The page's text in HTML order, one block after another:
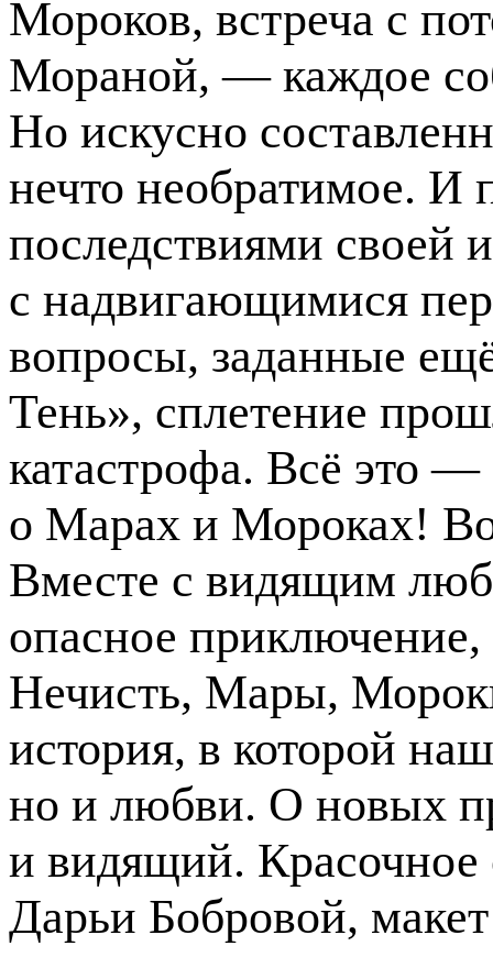
Мороков, встреча с
Мораной, — каждое
Но искусно
нечто необратимое. И
последствиями своей
с надвигающимися
вопросы, заданные
Тень», сплетение
катастрофа. Всё это
о Марах и Мороках!
Вместе с видящим
опасное приключение,
Нечисть, Мары,
история, в которой
но и любви. О новых
и видящий.
Дарьи Бобровой,